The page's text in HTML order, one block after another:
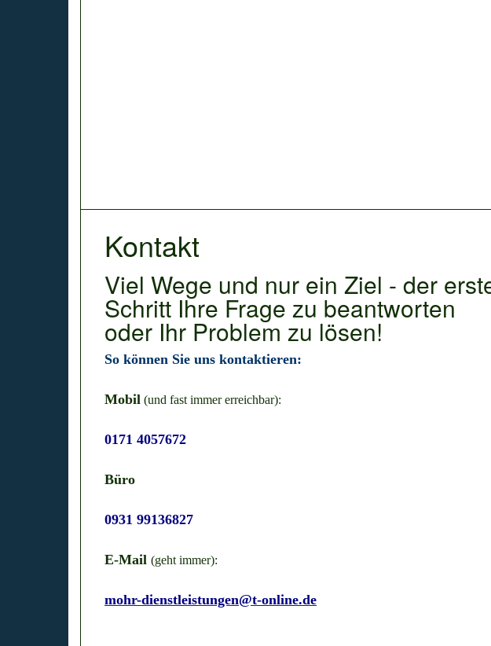
Kontakt
Viel Wege und nur ein Ziel - der
Schritt Ihre Frage zu beantworten
oder Ihr Problem zu lösen!
So können Sie uns kontaktieren:
Mobil (und fast immer erreichbar):
0171 4057672
Büro
0931 99136827
E-Mail (geht immer):
mohr-dienstleistungen@t-online.de